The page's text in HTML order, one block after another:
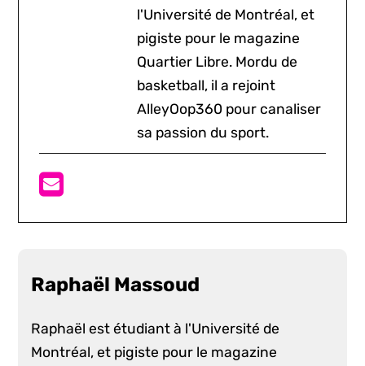
l'Université de Montréal, et
pigiste pour le magazine
Quartier Libre. Mordu de
basketball, il a rejoint
AlleyOop360 pour canaliser
sa passion du sport.
Raphaël Massoud
Raphaël est étudiant à l'Université de
Montréal, et pigiste pour le magazine